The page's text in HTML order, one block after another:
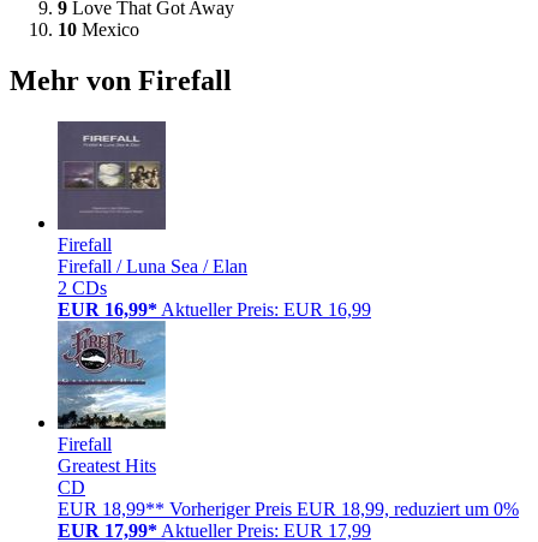
9 Love That Got Away
10 Mexico
Mehr von Firefall
Firefall
Firefall / Luna Sea / Elan
2 CDs
EUR 16,99* Aktueller Preis: EUR 16,99
Firefall
Greatest Hits
CD
EUR 18,99** Vorheriger Preis EUR 18,99, reduziert um 0%
EUR 17,99* Aktueller Preis: EUR 17,99